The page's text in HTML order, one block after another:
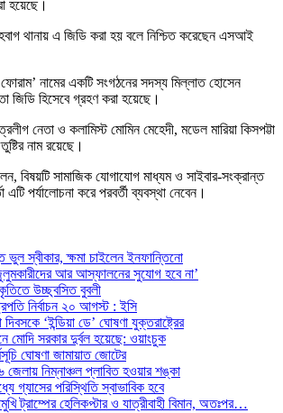
হয়েছে।
থানায় এ জিডি করা হয় বলে নিশ্চিত করেছেন এসআই
ফোরাম’ নামের একটি সংগঠনের সদস্য মিল্লাত হোসেন
জিডি হিসেবে গ্রহণ করা হয়েছে।
নেতা ও কলামিস্ট মোমিন মেহেদী, মডেল মারিয়া কিসপট্টা
নাম রয়েছে।
বিষয়টি সামাজিক যোগাযোগ মাধ্যম ও সাইবার-সংক্রান্ত
এটি পর্যালোচনা করে পরবর্তী ব্যবস্থা নেবেন।
ভুল স্বীকার, ক্ষমা চাইলেন ইনফান্তিনো
আর আস্ফালনের সুযোগ হবে না’
উচ্ছ্বসিত বুবলী
নির্বাচন ২০ আগস্ট : ইসি
‘ইন্ডিয়া ডে’ ঘোষণা যুক্তরাষ্ট্রের
মোদি সরকার দুর্বল হয়েছে: ওয়াংচুক
ঘোষণা জামায়াত জোটের
জেলায় নিম্নাঞ্চল প্লাবিত হওয়ার শঙ্কা
গ্যাসের পরিস্থিতি স্বাভাবিক হবে
ট্রাম্পের হেলিকপ্টার ও যাত্রীবাহী বিমান, অতঃপর…